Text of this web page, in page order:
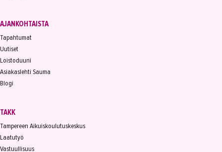
AJANKOHTAISTA
Tapahtumat
Uutiset
Loistoduuni
Asiakaslehti Sauma
Blogi
TAKK
Tampereen Aikuiskoulutuskeskus
Laatutyö
Vastuullisuus